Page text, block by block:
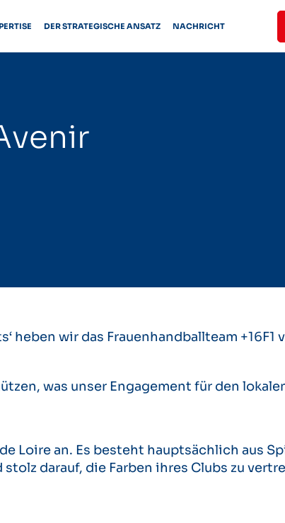
DER STRATEGISCHE ANSATZ NACHRICHT
heben wir das Frauenhandballteam
was unser Engagement für den
Loire an. Es besteht hauptsächlich aus
darauf, die Farben ihres Clubs zu